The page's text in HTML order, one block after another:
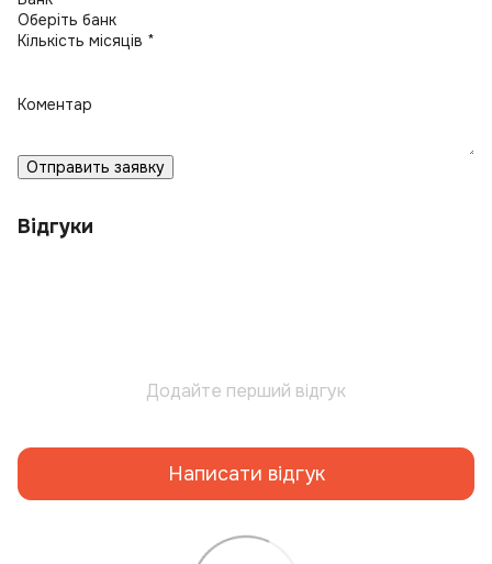
Кількість місяців *
Коментар
Отправить заявку
Відгуки
Додайте перший відгук
Написати відгук